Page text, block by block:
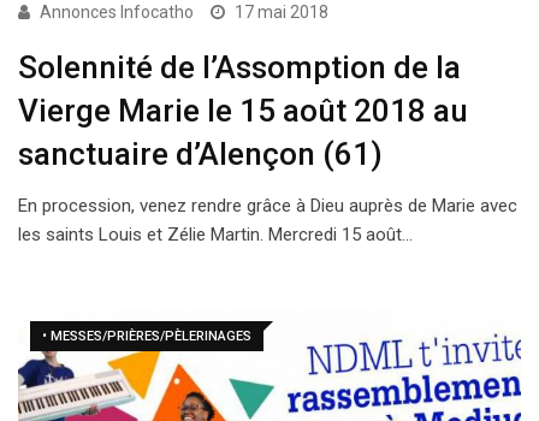
Annonces Infocatho 17 mai 2018
Solennité de l’Assomption de la
Vierge Marie le 15 août 2018 au
sanctuaire d’Alençon (61)
En procession, venez rendre grâce à Dieu auprès de Marie avec
les saints Louis et Zélie Martin. Mercredi 15 août…
• MESSES/PRIÈRES/PÈLERINAGES